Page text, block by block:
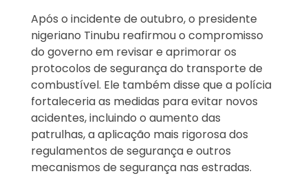
Após o incidente de outubro, o presidente
nigeriano Tinubu reafirmou o compromisso
do governo em revisar e aprimorar os
protocolos de segurança do transporte de
combustível. Ele também disse que a polícia
fortaleceria as medidas para evitar novos
acidentes, incluindo o aumento das
patrulhas, a aplicação mais rigorosa dos
regulamentos de segurança e outros
mecanismos de segurança nas estradas.